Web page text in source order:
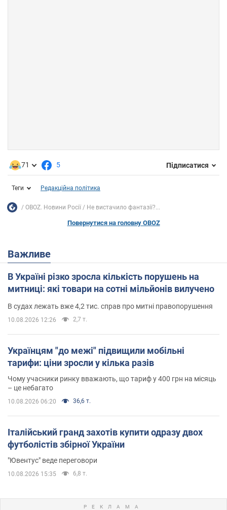
71 5 Підписатися
Теги Редакційна політика
OBOZ. Новини Росії Не вистачило фантазії?...
Повернутися на головну OBOZ
Важливе
В Україні різко зросла кількість порушень на
митниці: які товари на сотні мільйонів вилучено
В судах лежать вже 4,2 тис. справ про митні правопорушення
10.08.2026 12:26 2,7 т.
Українцям "до межі" підвищили мобільні
тарифи: ціни зросли у кілька разів
Чому учасники ринку вважають, що тариф у 400 грн на місяць
– це небагато
10.08.2026 06:20 36,6 т.
Італійський гранд захотів купити одразу двох
футболістів збірної України
"Ювентус" веде переговори
10.08.2026 15:35 6,8 т.